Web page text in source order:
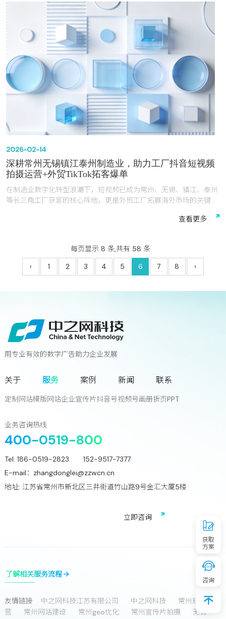
化运营保障等核心优势，已成功服务常州、无锡、镇江、泰州等长三
角城市及各行业超1000家企业客户，成为网站建设领域颇具口碑与
竞争力的专业服务商。
本次测评将从核心技术、服务能力、功能配置、性价比四大核心维
度，全方位拆解其中网建设、网站设计、网站搭建服务的专业度、实
用性与差异化优势，为企业选择建站服务商提供参考。
2026-02-14
深耕常州无锡镇江泰州制造业，助力工厂抖音短视频
拍摄运营+外贸TikTok拓客爆单
在制造业数字化转型浪潮下，短视频已成为常州、无锡、镇江、泰州
等长三角工厂获客的核心阵地，更是外贸工厂拓展海外市场的关键抓
流没效果、转化跟不上”的痛点，尤其在海外外贸短视频、TikTok运营
州核心制造业集群，专注本地生产制造企业短视频拍摄、全链路代运
营，重点布局国内抖音，视频号，海外外贸短视频TikTok、
Facebook等国内外短视频运营，凭借行业深耕、权威认证、自研系
州工厂短视频从“没人看”到“询盘爆单”，助力国内外工厂打通获客通
道。
查看更多
每页显示 8 条,共有 58 条
‹
1 2 3 4 5 6 7 8 ›
只差一次对话!
用专业有效的数字广告助力企业发展
获取
方案
咨询
今天想了解什么？
关于 服务 案例 新闻 联系
定制网站模版网站企业宣传片抖音号视频号画册折页PPT
业务咨询热线
400-0519-800
Tel: 186-0519-2823 152-9517-7377
E-mail： zhangdonglei@zzwcn.cn
地址: 江苏省常州市新北区三井街道竹山路9号金汇大厦5楼
立即咨询
了解相关服务流程
友情链接 中之网科技江苏有限公司 中之网科技
常州短视频运
营
常州网站建设 常州geo优化 常州宣传片拍摄
无锡